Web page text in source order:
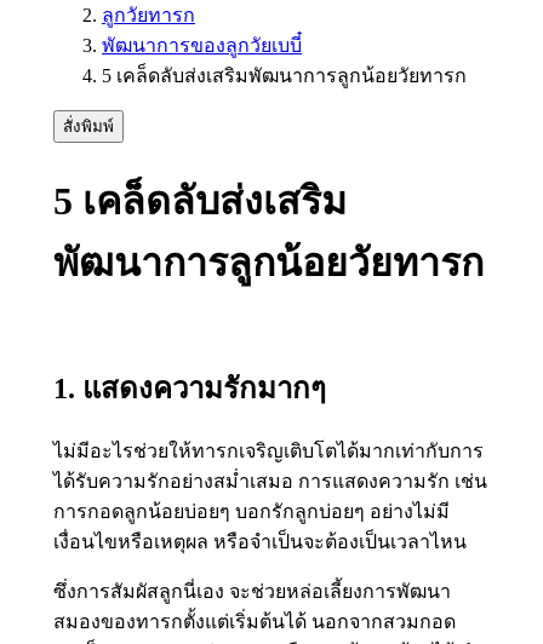
ลูกวัยทารก
พัฒนาการของลูกวัยเบบี๋
5 เคล็ดลับส่งเสริมพัฒนาการลูกน้อยวัยทารก
สั่งพิมพ์
5 เคล็ดลับส่งเสริม
พัฒนาการลูกน้อยวัยทารก
1. แสดงความรักมากๆ
ไม่มีอะไรช่วยให้ทารกเจริญเติบโตได้มากเท่ากับการ
ได้รับความรักอย่างสม่ำเสมอ การแสดงความรัก เช่น
การกอดลูกน้อยบ่อยๆ บอกรักลูกบ่อยๆ อย่างไม่มี
เงื่อนไขหรือเหตุผล หรือจำเป็นจะต้องเป็นเวลาไหน
ซึ่งการสัมผัสลูกนี่เอง จะช่วยหล่อเลี้ยงการพัฒนา
สมองของทารกตั้งแต่เริ่มต้นได้ นอกจากสวมกอด